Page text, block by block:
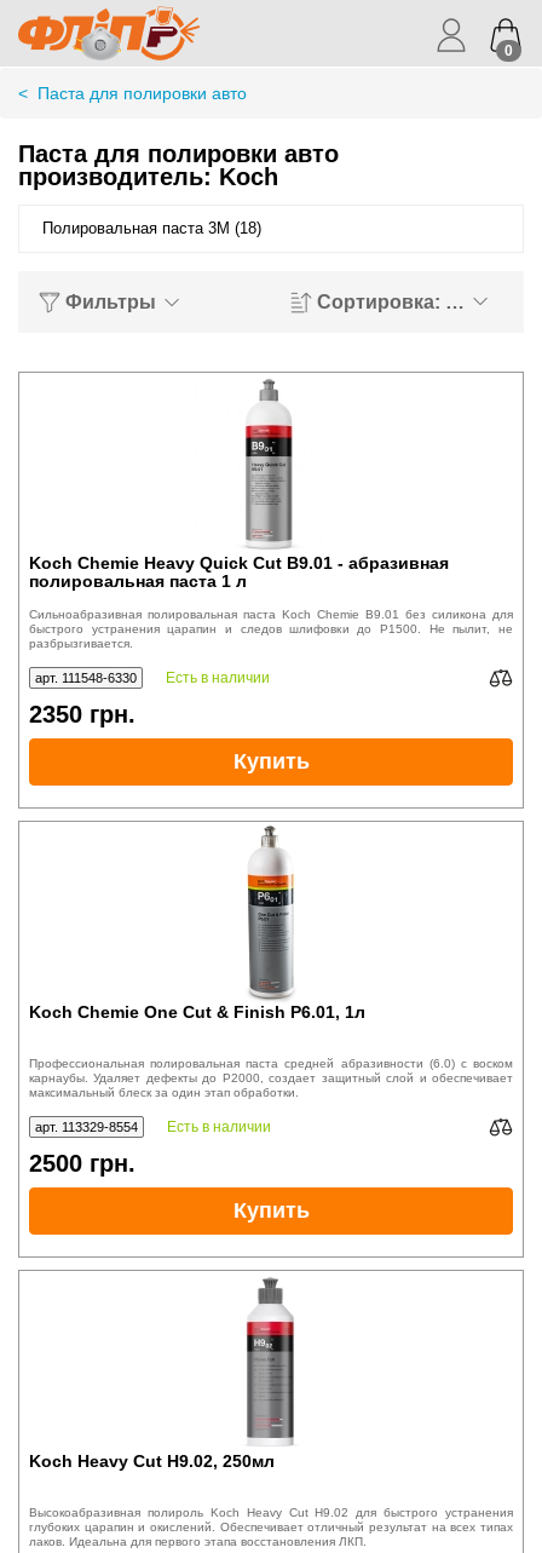
0
< Паста для полировки авто
Паста для полировки авто
производитель: Koch
Полировальная паста 3М (18)
Фильтры Сортировка: Название
Koch Chemie Heavy Quick Cut B9.01 - абразивная
полировальная паста 1 л
Сильноабразивная полировальная паста Koch Chemie B9.01 без силикона для
быстрого устранения царапин и следов шлифовки до P1500. Не пылит, не
разбрызгивается.
арт. 111548-6330 Есть в наличии
2350 грн.
Купить
Koch Chemie One Cut & Finish P6.01, 1л
Профессиональная полировальная паста средней абразивности (6.0) с воском
карнаубы. Удаляет дефекты до P2000, создает защитный слой и обеспечивает
максимальный блеск за один этап обработки.
арт. 113329-8554 Есть в наличии
2500 грн.
Купить
Koch Heavy Cut H9.02, 250мл
Высокоабразивная полироль Koch Heavy Cut H9.02 для быстрого устранения
глубоких царапин и окислений. Обеспечивает отличный результат на всех типах
лаков. Идеальна для первого этапа восстановления ЛКП.